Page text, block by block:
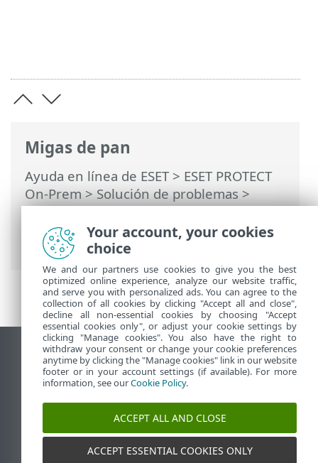
Migas de pan
Ayuda en línea de ESET> ESET PROTECT
On-Prem>Solución de problemas>
Problemas después de la
actualización/migración del Servidor ESET
PROTECT
Ver sitio del escritorio
End of Life
Base de conocimiento de ESET
ESET Status Portal
Soporte regional
Your account, your cookies
choice
We and our partners use cookies to give you the best
optimized online experience, analyze our website traffic,
and serve you with personalized ads. You can agree to the
collection of all cookies by clicking "Accept all and close",
decline all non-essential cookies by choosing "Accept
essential cookies only", or adjust your cookie settings by
clicking "Manage cookies". You also have the right to
withdraw your consent or change your cookie preferences
anytime by clicking the "Manage cookies" link in our website
footer or in your account settings (if available). For more
information, see ourCookie Policy.
ACCEPT ALL AND CLOSE
ACCEPT ESSENTIAL COOKIES ONLY